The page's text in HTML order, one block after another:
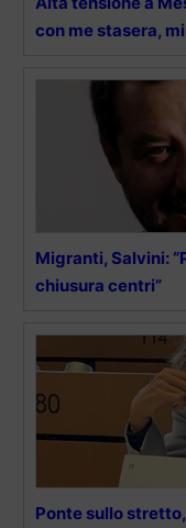
con me stasera,
Migranti, Salvini:
chiusura centri”
Ponte sullo